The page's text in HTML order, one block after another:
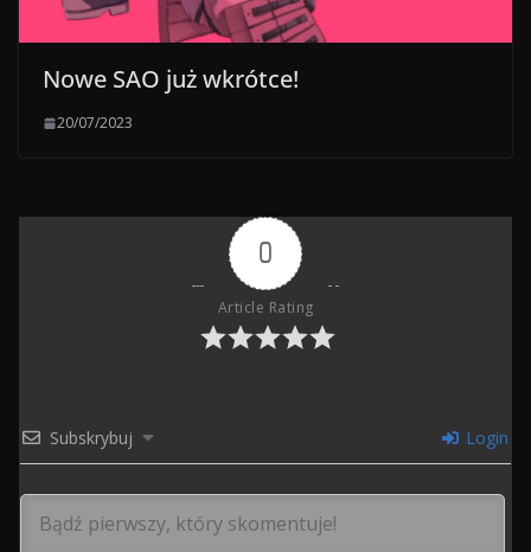
Nowe SAO już wkrótce!
20/07/2023
0
Article Rating
Subskrybuj Login